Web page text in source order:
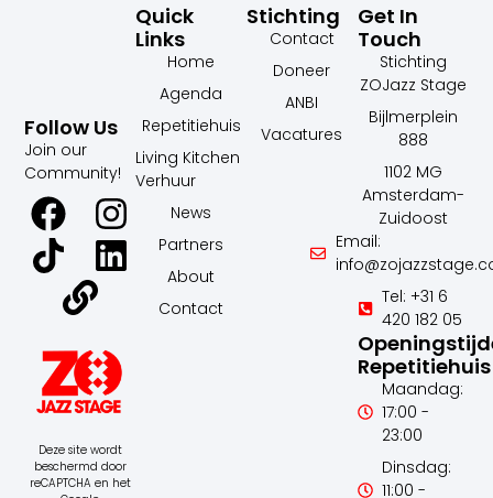
Follow Us
Join our
Community!
Deze site wordt
beschermd door
reCAPTCHA en het
Stichting
Contact
Doneer
ANBI
Vacatures
Quick
Links
Home
Agenda
Repetitiehuis
Living Kitchen
Verhuur
News
Partners
About
Contact
Get In
Touch
Stichting
ZOJazz Stage
Bijlmerplein
888
1102 MG
Amsterdam-
Zuidoost
Email:
Tel: +31 6
420 182 05
Repetitiehuis
Maandag:
17:00 -
23:00
Dinsdag:
11:00 -